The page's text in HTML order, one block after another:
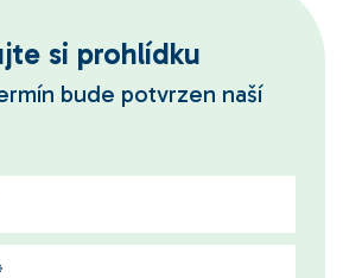
si prohlídku
bude potvrzen naší